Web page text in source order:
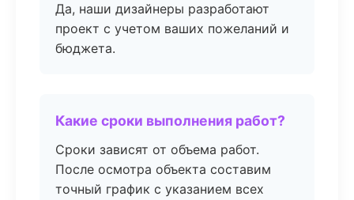
Да, наши дизайнеры разработают
проект с учетом ваших пожеланий и
бюджета.
Какие сроки выполнения работ?
Сроки зависят от объема работ.
После осмотра объекта составим
точный график с указанием всех